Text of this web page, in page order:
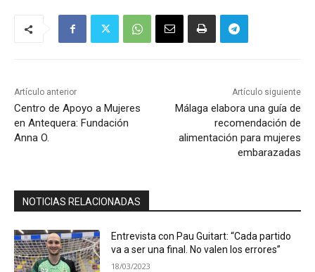
Artículo anterior
Centro de Apoyo a Mujeres
en Antequera: Fundación
Anna O.
Artículo siguiente
Málaga elabora una guía de
recomendación de
alimentación para mujeres
embarazadas
NOTICIAS RELACIONADAS
Entrevista con Pau Guitart: “Cada partido
va a ser una final. No valen los errores”
18/03/2023